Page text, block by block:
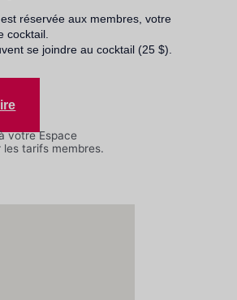
est réservée aux membres, votre
cocktail.
se joindre au cocktail (25 $).
votre Espace
tarifs membres.